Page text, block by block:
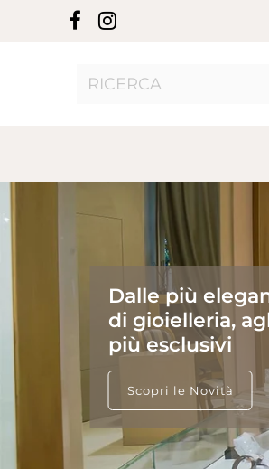
Dalle più
di gioielleria,
più esclusivi
Scopri le Novità